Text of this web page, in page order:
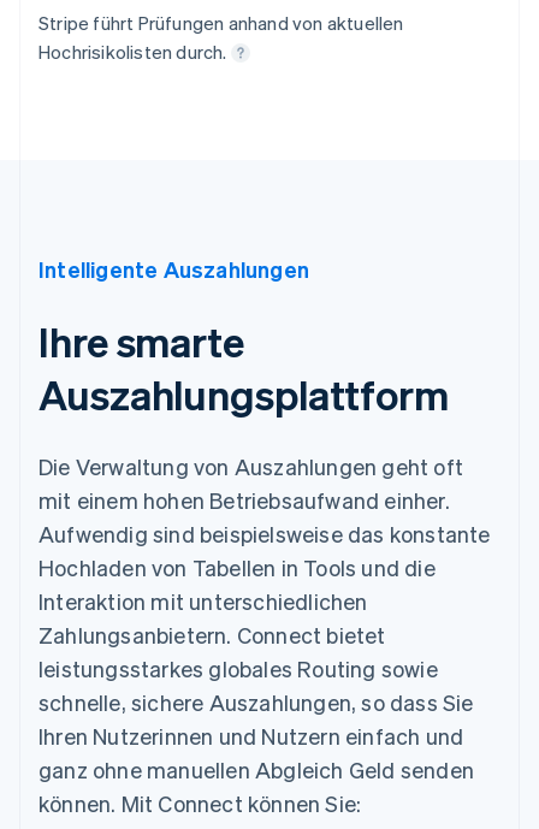
Stripe führt Prüfungen anhand von aktuellen
Hochrisikolisten durch.
Intelligente Auszahlungen
Ihre smarte
Auszahlungs­plattform
Die Verwaltung von Auszahlungen geht oft
mit einem hohen Betriebsaufwand einher.
Aufwendig sind beispielsweise das konstante
Hochladen von Tabellen in Tools und die
Interaktion mit unterschiedlichen
Zahlungsanbietern. Connect bietet
leistungsstarkes globales Routing sowie
schnelle, sichere Auszahlungen, so dass Sie
Ihren Nutzerinnen und Nutzern einfach und
ganz ohne manuellen Abgleich Geld senden
können. Mit Connect können Sie: